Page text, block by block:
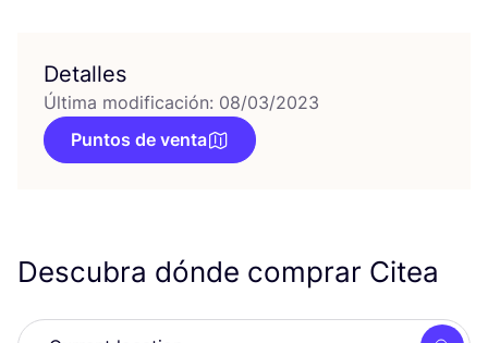
Detalles
Última modificación: 08/03/2023
Puntos de venta
Descubra dónde comprar Citea